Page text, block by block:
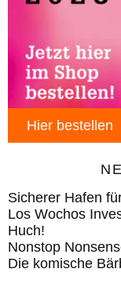
Hier bestellen
Sicherer Hafen
Los Wochos
Huch!
Nonstop
Die komische